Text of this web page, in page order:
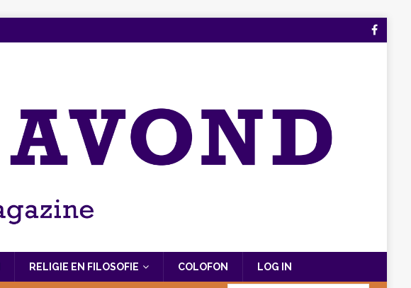
RELIGIE EN FILOSOFIE COLOFON LOG IN